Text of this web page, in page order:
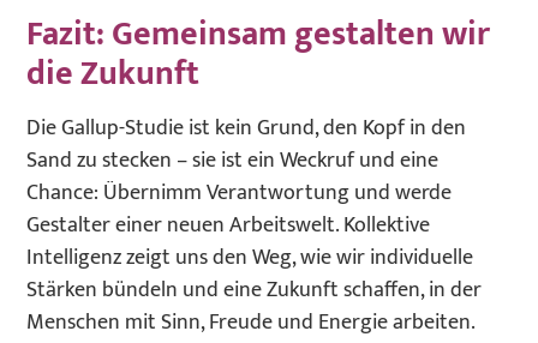
Fazit: Gemeinsam gestalten wir
die Zukunft
Die Gallup-Studie ist kein Grund, den Kopf in den
Sand zu stecken – sie ist ein Weckruf und eine
Chance: Übernimm Verantwortung und werde
Gestalter einer neuen Arbeitswelt. Kollektive
Intelligenz zeigt uns den Weg, wie wir individuelle
Stärken bündeln und eine Zukunft schaffen, in der
Menschen mit Sinn, Freude und Energie arbeiten.